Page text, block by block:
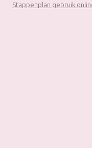
Stappenplan gebruik